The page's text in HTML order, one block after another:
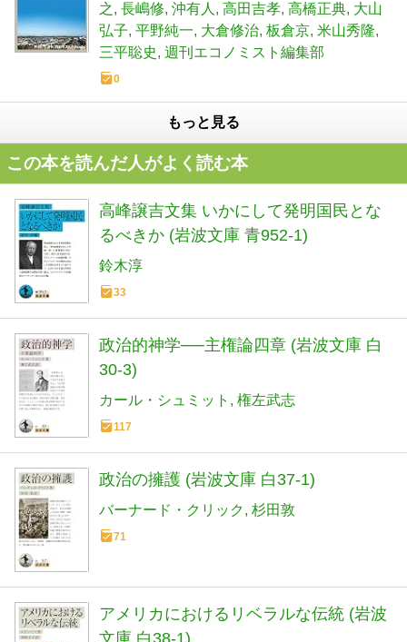
之 長嶋修 沖有人 高田吉孝 高橋正典 大山
弘子 平野純一 大倉修治 板倉京 米山秀隆
三平聡史 週刊エコノミスト編集部
0
もっと見る
この本を読んだ人がよく読む本
高峰譲吉文集 いかにして発明国民とな
るべきか (岩波文庫 青952-1)
鈴木淳
33
政治的神学──主権論四章 (岩波文庫 白
30-3)
カール・シュミット 権左武志
117
政治の擁護 (岩波文庫 白37-1)
バーナード・クリック 杉田敦
71
アメリカにおけるリベラルな伝統 (岩波
文庫 白38-1)